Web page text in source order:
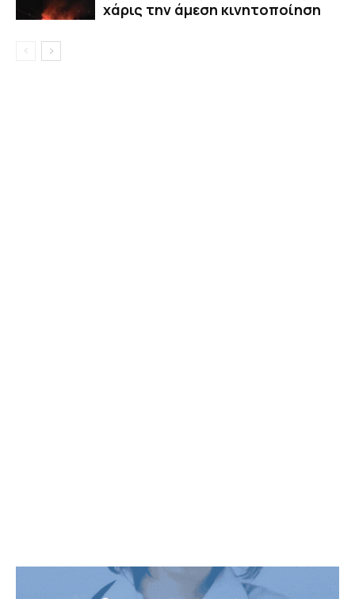
χάρις την άμεση κινητοποίηση